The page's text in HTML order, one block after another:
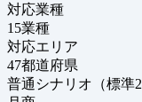
対応業種
15業種
対応エリア
47都道府県
普通シナリオ（標準